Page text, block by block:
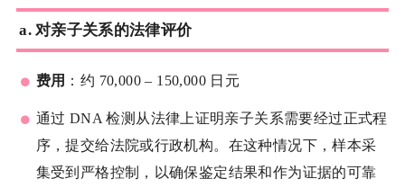
a.对亲子关系的法律评价
费用 ：约 70,000 – 150,000 日元
通过 DNA 检测从法律上证明亲子关系需要经过正式程
序，提交给法院或行政机构。在这种情况下，样本采
集受到严格控制，以确保鉴定结果和作为证据的可靠